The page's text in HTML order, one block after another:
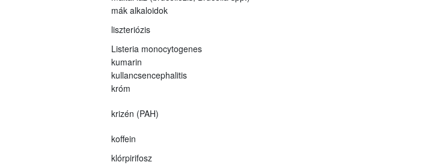
mák alkaloidok
liszteriózis
Listeria monocytogenes
kumarin
kullancsencephalitis
króm
krizén (PAH)
koffein
klórpirifosz